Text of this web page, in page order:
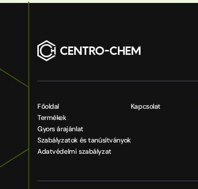
Főoldal
Termékek
Gyors árajánlat
Szabályzatok és tanúsítványok
Adatvédelmi szabályzat
Kapcsolat